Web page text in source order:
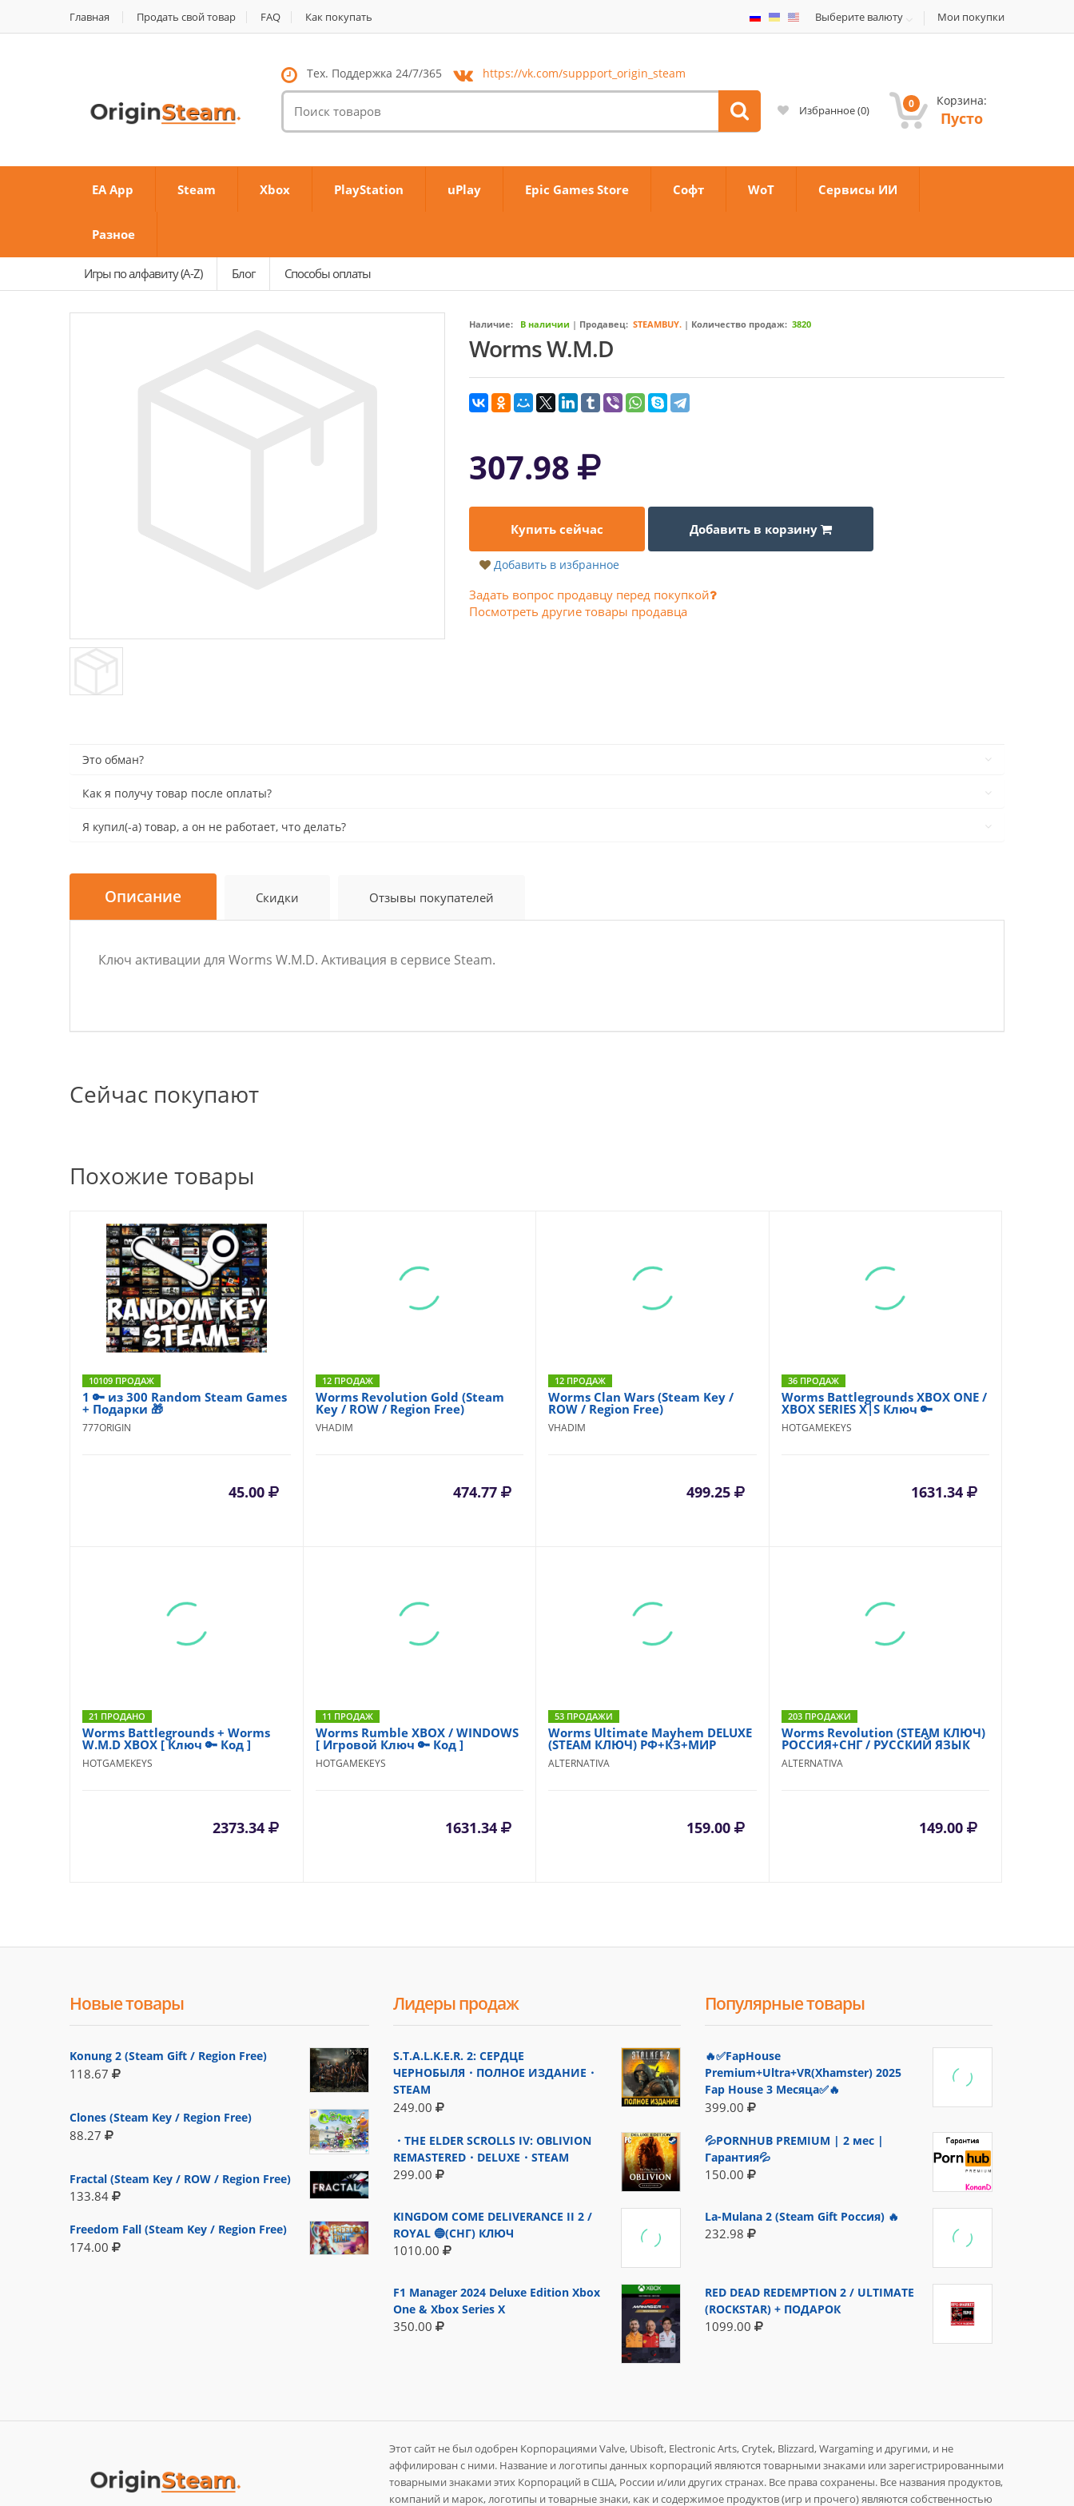
Главная Продать свой товар FAQ Как покупать Выберите валюту Мои покупки
Тех. Поддержка 24/7/365 https://vk.com/suppport_origin_steam
Поиск
товаров:
Избранное(0) 0 Корзина:
Пусто
EA App Steam Xbox PlayStation uPlay Epic Games Store Софт WoT Сервисы ИИ
Разное
Игры по алфавиту (A-Z) Блог Способы оплаты
Наличие: В наличии | Продавец: STEAMBUY. | Количество продаж: 3820
Worms W.M.D
307.98
Купить сейчас Добавить в корзину
Добавить в избранное
Задать вопрос продавцу перед покупкой
Посмотреть другие товары продавца
Это обман?
Как я получу товар после оплаты?
Я купил(-а) товар, а он не работает, что делать?
Описание Скидки Отзывы покупателей
Ключ активации для Worms W.M.D. Активация в сервисе Steam.
Сейчас покупают
Похожие товары
10109 ПРОДАЖ
1 🔑 из 300 Random Steam Games
+ Подарки 🎁
777ORIGIN
45.00
12 ПРОДАЖ
Worms Revolution Gold (Steam
Key / ROW / Region Free)
VHADIM
474.77
12 ПРОДАЖ
Worms Clan Wars (Steam Key /
ROW / Region Free)
VHADIM
499.25
36 ПРОДАЖ
Worms Battlegrounds XBOX ONE /
XBOX SERIES X|S Ключ 🔑
HOTGAMEKEYS
1631.34
21 ПРОДАНО
Worms Battlegrounds + Worms
W.M.D XBOX [ Ключ 🔑 Код ]
HOTGAMEKEYS
2373.34
11 ПРОДАЖ
Worms Rumble XBOX / WINDOWS
[ Игровой Ключ 🔑 Код ]
HOTGAMEKEYS
1631.34
53 ПРОДАЖИ
Worms Ultimate Mayhem DELUXE
(STEAM КЛЮЧ) РФ+КЗ+МИР
ALTERNATIVA
159.00
203 ПРОДАЖИ
Worms Revolution (STEAM КЛЮЧ)
РОССИЯ+СНГ / РУССКИЙ ЯЗЫК
ALTERNATIVA
149.00
Новые товары
Konung 2 (Steam Gift / Region Free)
118.67
Clones (Steam Key / Region Free)
88.27
Fractal (Steam Key / ROW / Region Free)
133.84
Freedom Fall (Steam Key / Region Free)
174.00
Лидеры продаж
S.T.A.L.K.E.R. 2: СЕРДЦЕ
ЧЕРНОБЫЛЯ・ПОЛНОЕ ИЗДАНИЕ・
STEAM
249.00
・THE ELDER SCROLLS IV: OBLIVION
REMASTERED・DELUXE・STEAM
299.00
KINGDOM COME DELIVERANCE II 2 /
ROYAL 🔵(СНГ) КЛЮЧ
1010.00
F1 Manager 2024 Deluxe Edition Xbox
One & Xbox Series X
350.00
Популярные товары
🔥✅FapHouse
Premium+Ultra+VR(Xhamster) 2025
Fap House 3 Месяца✅🔥
399.00
💦PORNHUB PREMIUM | 2 мес |
Гарантия💦
150.00
La-Mulana 2 (Steam Gift Россия) 🔥
232.98
RED DEAD REDEMPTION 2 / ULTIMATE
(ROCKSTAR) + ПОДАРОК
1099.00
Этот сайт не был одобрен Корпорациями Valve, Ubisoft, Electronic Arts, Crytek, Blizzard, Wargaming и другими, и не
аффилирован с ними. Название и логотипы данных корпораций являются товарными знаками или зарегистрированными
товарными знаками этих Корпораций в США, России и/или других странах. Все права сохранены. Все названия продуктов,
компаний и марок, логотипы и товарные знаки, как и содержимое продуктов (игр и прочего) являются собственностью